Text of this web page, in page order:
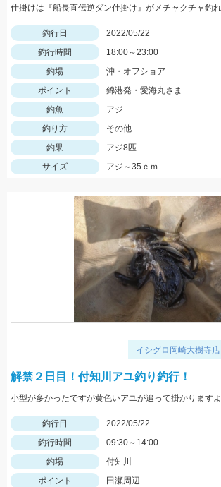
釣行日
2022/05/22
釣行時間
18:00～23:00
釣場
沖・オフショア
ポイント
錦港発・愛海丸さま
釣魚
アジ
釣り方
その他
釣果
アジ8匹
サイズ
アジ～35ｃｍ
イシグロ岡崎大樹寺店
解禁２日目！付知川アユ釣り釣行！
釣行日
2022/05/22
釣行時間
09:30～14:00
釣場
付知川
ポイント
田瀬周辺